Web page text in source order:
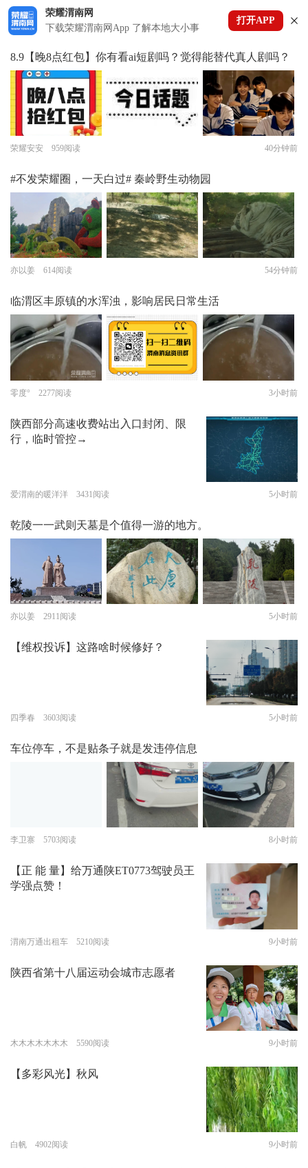
荣耀渭南网
下载荣耀渭南网App 了解本地大小事
打开APP
下拉刷新
8.9【晚8点红包】你有看ai短剧吗？觉得能替代真人剧吗？
荣耀安安 959阅读 40分钟前
#不发荣耀圈，一天白过# 秦岭野生动物园
亦以姜 614阅读 54分钟前
临渭区丰原镇的水浑浊，影响居民日常生活
零度° 2277阅读 3小时前
陕西部分高速收费站出入口封闭、限
行，临时管控→
爱渭南的暖洋洋 3431阅读 5小时前
乾陵一一武则天墓是个值得一游的地方。
亦以姜 2911阅读 5小时前
【维权投诉】这路啥时候修好？
四季春 3603阅读 5小时前
车位停车，不是贴条子就是发违停信息
李卫寨 5703阅读 8小时前
【正 能 量】给万通陕ET0773驾驶员王
学强点赞！
渭南万通出租车 5210阅读 9小时前
陕西省第十八届运动会城市志愿者
木木木木木木木 5590阅读 9小时前
【多彩风光】秋风
白帆 4902阅读 9小时前